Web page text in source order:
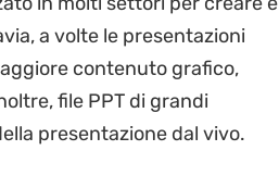
a volte le presentazioni
contenuto grafico,
file PPT di grandi
presentazione dal vivo.